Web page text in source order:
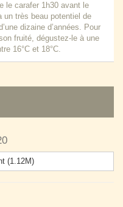
le carafer 1h30 avant le
un très beau potentiel de
dizaine d’années. Pour
fruité, dégustez-le à une
16°C et 18°C.
(1.12M)